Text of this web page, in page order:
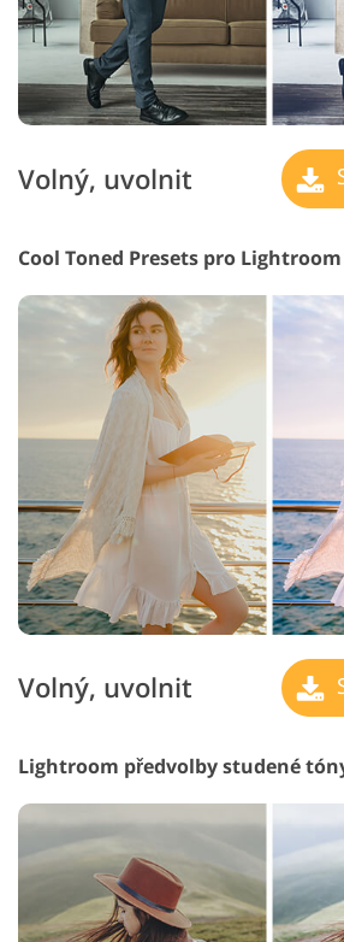
Volný, uvolnit
Cool Toned Presets pro
Volný, uvolnit
Lightroom předvolby studené